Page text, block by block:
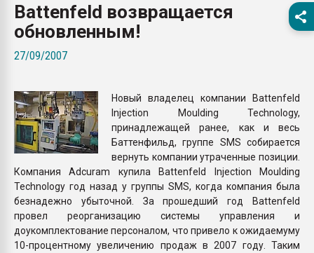
первый план в
бутылок
ПЕРЕЙТИ НА
Battenfeld возвращается
обновленным!
27/09/2007
Новый владелец компании Battenfeld
Injection Moulding Technology,
принадлежащей ранее, как и весь
Баттенфильд, группе SMS собирается
вернуть компании утраченные позиции.
Компания Adcuram купила Battenfeld Injection Moulding
Technology год назад у группы SMS, когда компания была
безнадежно убыточной. За прошедший год Battenfeld
провел реорганизацию системы управления и
доукомплектование персоналом, что привело к ожидаемуму
10-процентному увеличению продаж в 2007 году. Таким